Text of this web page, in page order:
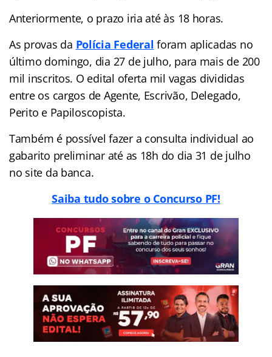
Anteriormente, o prazo iria até às 18 horas.
As provas da Polícia Federal foram aplicadas no
último domingo, dia 27 de julho, para mais de 200
mil inscritos. O edital oferta mil vagas divididas
entre os cargos de Agente, Escrivão, Delegado,
Perito e Papiloscopista.
Também é possível fazer a consulta individual ao
gabarito preliminar até as 18h do dia 31 de julho
no site da banca.
Saiba tudo sobre o Concurso PF!